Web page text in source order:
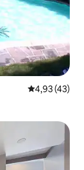
4,93 (43)